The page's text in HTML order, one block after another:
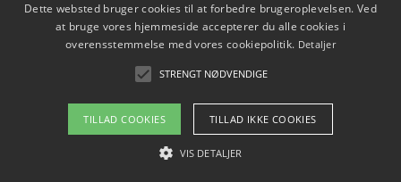
Sådan skaber du et bæredygtigt hjem med familien i
Copyright 2026 - Pilanto Aps
Om / kontakt
Dette websted bruger cookies til at forbedre brugeroplevelsen. Ved
at bruge vores hjemmeside accepterer du alle cookies i
overensstemmelse med vores cookiepolitik. Detaljer
STRENGT NØDVENDIGE
TILLAD COOKIES TILLAD IKKE COOKIES
VIS DETALJER